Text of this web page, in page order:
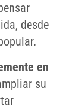
desde
en
su